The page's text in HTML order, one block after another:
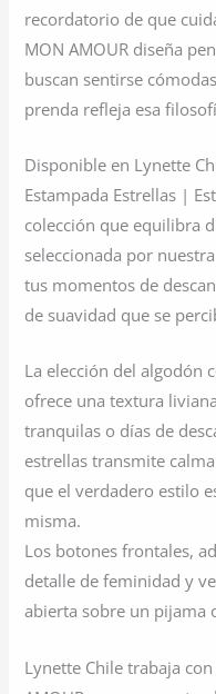
recordatorio de que
MON AMOUR diseña
buscan sentirse
prenda refleja esa
Disponible en Lynette
Estampada Estrellas |
colección que equilibra
seleccionada por
tus momentos de
de suavidad que se
La elección del algodón
ofrece una textura
tranquilas o días de
estrellas transmite
que el verdadero estilo
misma.
Los botones frontales,
detalle de feminidad y
abierta sobre un pijama
Lynette Chile trabaja